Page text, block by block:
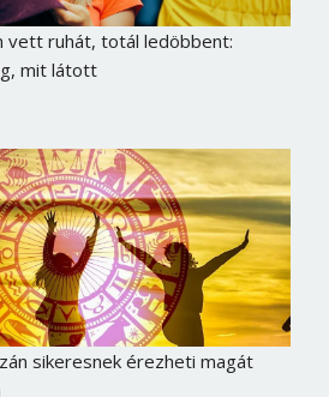
vett ruhát, totál ledöbbent:
mit látott
sikeresnek érezheti magát